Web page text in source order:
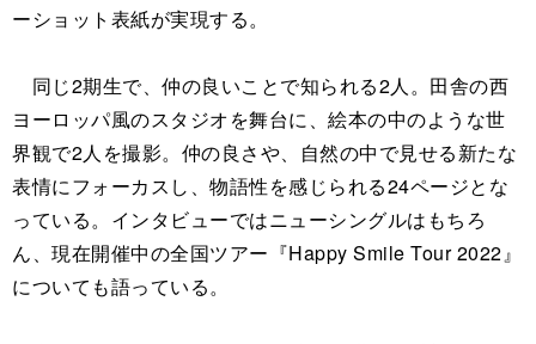
ーショット表紙が実現する。
同じ2期生で、仲の良いことで知られる2人。田舎の西
ヨーロッパ風のスタジオを舞台に、絵本の中のような世
界観で2人を撮影。仲の良さや、自然の中で見せる新たな
表情にフォーカスし、物語性を感じられる24ページとな
っている。インタビューではニューシングルはもちろ
ん、現在開催中の全国ツアー『Happy Smile Tour 2022』
についても語っている。